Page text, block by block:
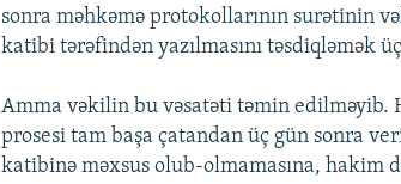
sonra məhkəmə protokollarının surətinin
katibi tərəfindən yazılmasını təsdiqləmək
Amma vəkilin bu vəsatəti təmin
prosesi tam başa çatandan üç gün sonra
katibinə məxsus olub-olmamasına, hakim